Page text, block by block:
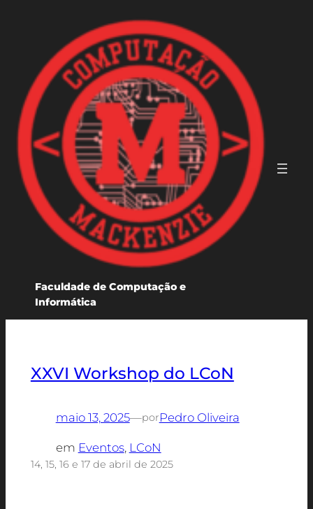
conteúdo
Faculdade de Computação e
Informática
XXVI Workshop do LCoN
maio 13, 2025—porPedro Oliveira
em Eventos, LCoN
14, 15, 16 e 17 de abril de 2025